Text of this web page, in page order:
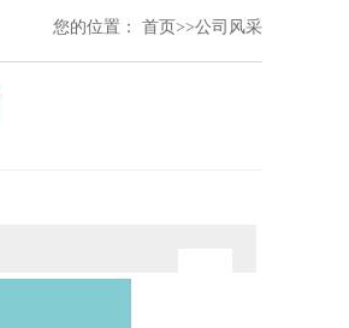
您的位置： 首页 >>公司风采